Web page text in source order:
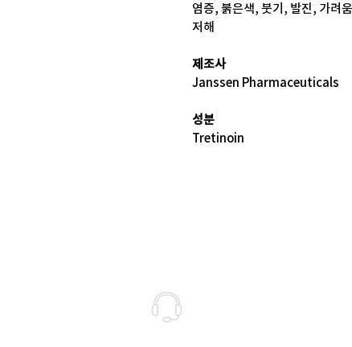
염증, 붉은색, 붓기, 발진, 가려
저해
제조사
Janssen Pharmaceuticals
성분
Tretinoin